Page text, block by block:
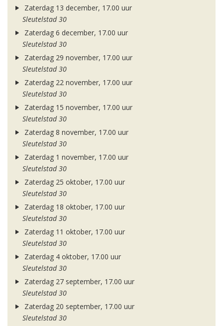
Zaterdag 13 december, 17.00 uur
Sleutelstad 30
Zaterdag 6 december, 17.00 uur
Sleutelstad 30
Zaterdag 29 november, 17.00 uur
Sleutelstad 30
Zaterdag 22 november, 17.00 uur
Sleutelstad 30
Zaterdag 15 november, 17.00 uur
Sleutelstad 30
Zaterdag 8 november, 17.00 uur
Sleutelstad 30
Zaterdag 1 november, 17.00 uur
Sleutelstad 30
Zaterdag 25 oktober, 17.00 uur
Sleutelstad 30
Zaterdag 18 oktober, 17.00 uur
Sleutelstad 30
Zaterdag 11 oktober, 17.00 uur
Sleutelstad 30
Zaterdag 4 oktober, 17.00 uur
Sleutelstad 30
Zaterdag 27 september, 17.00 uur
Sleutelstad 30
Zaterdag 20 september, 17.00 uur
Sleutelstad 30